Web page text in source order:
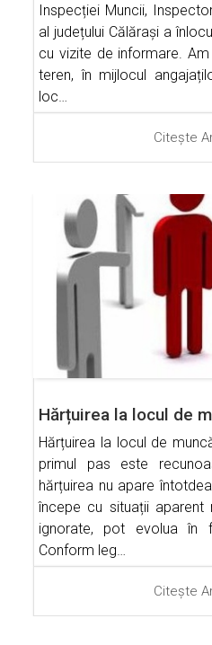
Inspecției Muncii,
al județului Călărași a
cu vizite de informare.
teren, în mijlocul
loc…
Citește
Hărțuirea la locul de
Hărțuirea la locul de
primul pas este
hărțuirea nu apare
începe cu situații
ignorate, pot evolua în
Conform leg…
Citește